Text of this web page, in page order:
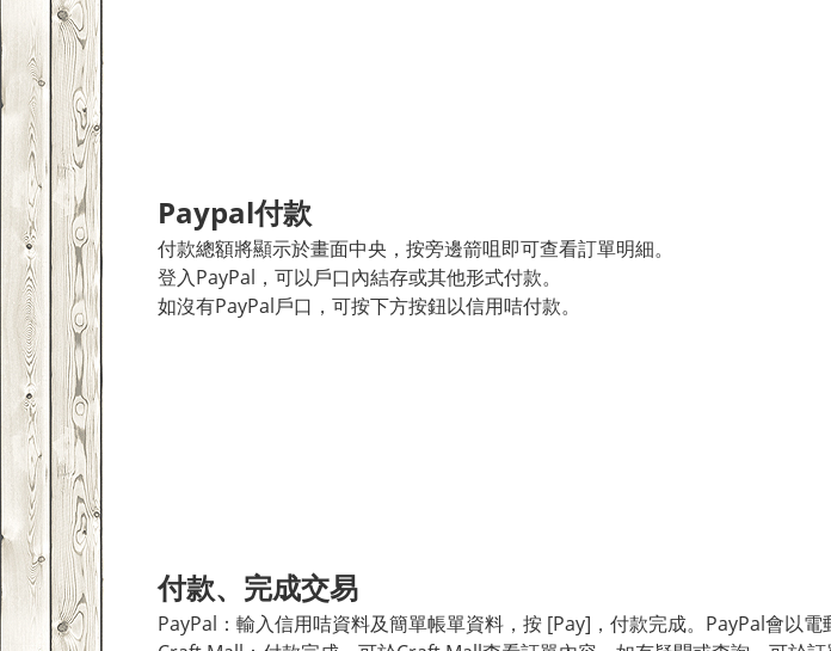
Paypal付款
付款總額將顯示於畫面中央，按旁邊箭咀即可查看訂單明細。
登入PayPal，可以戶口內結存或其他形式付款。
如沒有PayPal戶口，可按下方按鈕以信用咭付款。
付款、完成交易
PayPal：輸入信用咭資料及簡單帳單資料，按 [Pay]，付款完成。PayPal會以電